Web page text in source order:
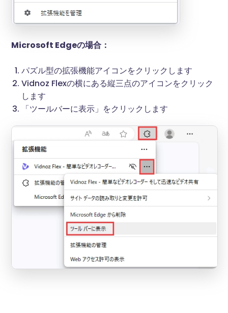
Microsoft Edgeの場合：
パズル型の拡張機能アイコンをクリックします
Vidnoz Flexの横にある縦三点のアイコンをクリック
します
「ツールバーに表示」をクリックします